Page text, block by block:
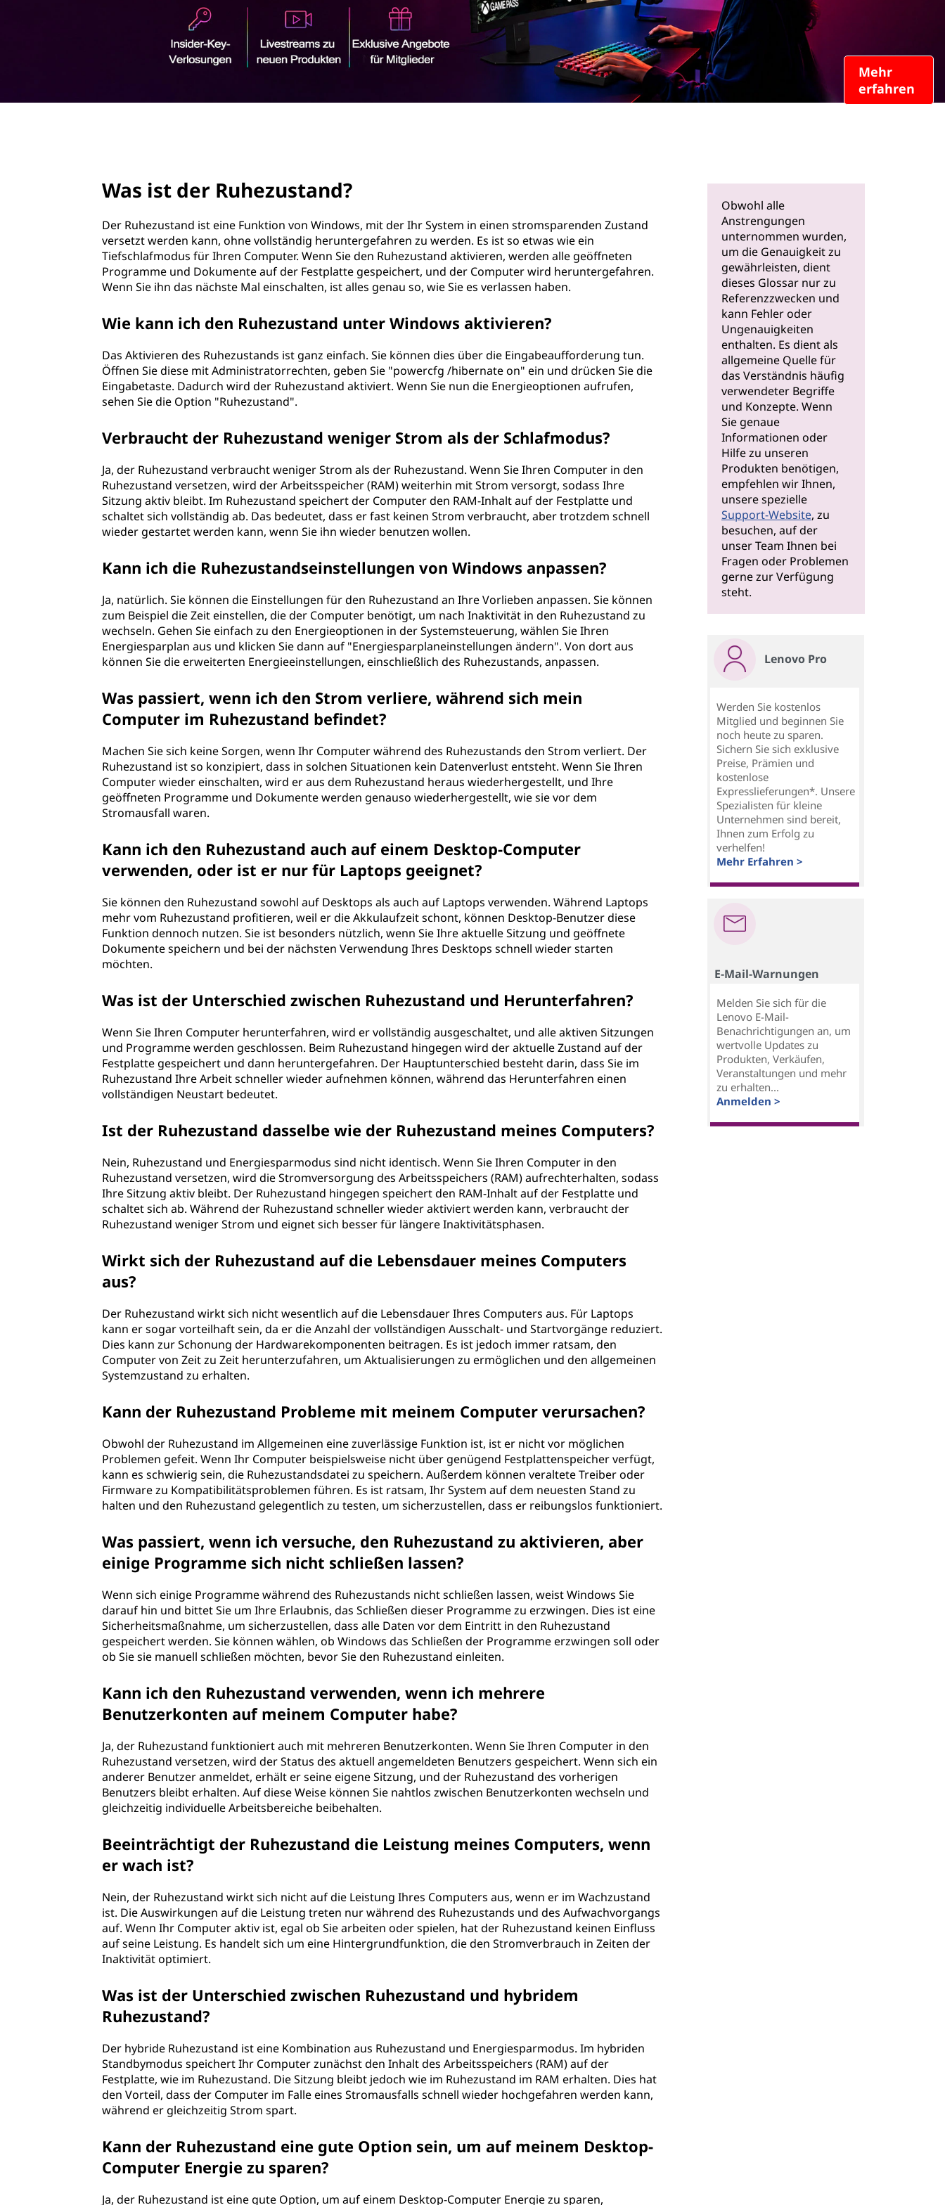
Mehr
erfahren
Was ist der Ruhezustand?
Der Ruhezustand ist eine Funktion von Windows, mit der Ihr System in einen stromsparenden Zustand
versetzt werden kann, ohne vollständig heruntergefahren zu werden. Es ist so etwas wie ein
Tiefschlafmodus für Ihren Computer. Wenn Sie den Ruhezustand aktivieren, werden alle geöffneten
Programme und Dokumente auf der Festplatte gespeichert, und der Computer wird heruntergefahren.
Wenn Sie ihn das nächste Mal einschalten, ist alles genau so, wie Sie es verlassen haben.
Wie kann ich den Ruhezustand unter Windows aktivieren?
Das Aktivieren des Ruhezustands ist ganz einfach. Sie können dies über die Eingabeaufforderung tun.
Öffnen Sie diese mit Administratorrechten, geben Sie "powercfg /hibernate on" ein und drücken Sie die
Eingabetaste. Dadurch wird der Ruhezustand aktiviert. Wenn Sie nun die Energieoptionen aufrufen,
sehen Sie die Option "Ruhezustand".
Verbraucht der Ruhezustand weniger Strom als der Schlafmodus?
Ja, der Ruhezustand verbraucht weniger Strom als der Ruhezustand. Wenn Sie Ihren Computer in den
Ruhezustand versetzen, wird der Arbeitsspeicher (RAM) weiterhin mit Strom versorgt, sodass Ihre
Sitzung aktiv bleibt. Im Ruhezustand speichert der Computer den RAM-Inhalt auf der Festplatte und
schaltet sich vollständig ab. Das bedeutet, dass er fast keinen Strom verbraucht, aber trotzdem schnell
wieder gestartet werden kann, wenn Sie ihn wieder benutzen wollen.
Kann ich die Ruhezustandseinstellungen von Windows anpassen?
Ja, natürlich. Sie können die Einstellungen für den Ruhezustand an Ihre Vorlieben anpassen. Sie können
zum Beispiel die Zeit einstellen, die der Computer benötigt, um nach Inaktivität in den Ruhezustand zu
wechseln. Gehen Sie einfach zu den Energieoptionen in der Systemsteuerung, wählen Sie Ihren
Energiesparplan aus und klicken Sie dann auf "Energiesparplaneinstellungen ändern". Von dort aus
können Sie die erweiterten Energieeinstellungen, einschließlich des Ruhezustands, anpassen.
Was passiert, wenn ich den Strom verliere, während sich mein
Computer im Ruhezustand befindet?
Machen Sie sich keine Sorgen, wenn Ihr Computer während des Ruhezustands den Strom verliert. Der
Ruhezustand ist so konzipiert, dass in solchen Situationen kein Datenverlust entsteht. Wenn Sie Ihren
Computer wieder einschalten, wird er aus dem Ruhezustand heraus wiederhergestellt, und Ihre
geöffneten Programme und Dokumente werden genauso wiederhergestellt, wie sie vor dem
Stromausfall waren.
Kann ich den Ruhezustand auch auf einem Desktop-Computer
verwenden, oder ist er nur für Laptops geeignet?
Sie können den Ruhezustand sowohl auf Desktops als auch auf Laptops verwenden. Während Laptops
mehr vom Ruhezustand profitieren, weil er die Akkulaufzeit schont, können Desktop-Benutzer diese
Funktion dennoch nutzen. Sie ist besonders nützlich, wenn Sie Ihre aktuelle Sitzung und geöffnete
Dokumente speichern und bei der nächsten Verwendung Ihres Desktops schnell wieder starten
möchten.
Was ist der Unterschied zwischen Ruhezustand und Herunterfahren?
Wenn Sie Ihren Computer herunterfahren, wird er vollständig ausgeschaltet, und alle aktiven Sitzungen
und Programme werden geschlossen. Beim Ruhezustand hingegen wird der aktuelle Zustand auf der
Festplatte gespeichert und dann heruntergefahren. Der Hauptunterschied besteht darin, dass Sie im
Ruhezustand Ihre Arbeit schneller wieder aufnehmen können, während das Herunterfahren einen
vollständigen Neustart bedeutet.
Ist der Ruhezustand dasselbe wie der Ruhezustand meines Computers?
Nein, Ruhezustand und Energiesparmodus sind nicht identisch. Wenn Sie Ihren Computer in den
Ruhezustand versetzen, wird die Stromversorgung des Arbeitsspeichers (RAM) aufrechterhalten, sodass
Ihre Sitzung aktiv bleibt. Der Ruhezustand hingegen speichert den RAM-Inhalt auf der Festplatte und
schaltet sich ab. Während der Ruhezustand schneller wieder aktiviert werden kann, verbraucht der
Ruhezustand weniger Strom und eignet sich besser für längere Inaktivitätsphasen.
Wirkt sich der Ruhezustand auf die Lebensdauer meines Computers
aus?
Der Ruhezustand wirkt sich nicht wesentlich auf die Lebensdauer Ihres Computers aus. Für Laptops
kann er sogar vorteilhaft sein, da er die Anzahl der vollständigen Ausschalt- und Startvorgänge reduziert.
Dies kann zur Schonung der Hardwarekomponenten beitragen. Es ist jedoch immer ratsam, den
Computer von Zeit zu Zeit herunterzufahren, um Aktualisierungen zu ermöglichen und den allgemeinen
Systemzustand zu erhalten.
Kann der Ruhezustand Probleme mit meinem Computer verursachen?
Obwohl der Ruhezustand im Allgemeinen eine zuverlässige Funktion ist, ist er nicht vor möglichen
Problemen gefeit. Wenn Ihr Computer beispielsweise nicht über genügend Festplattenspeicher verfügt,
kann es schwierig sein, die Ruhezustandsdatei zu speichern. Außerdem können veraltete Treiber oder
Firmware zu Kompatibilitätsproblemen führen. Es ist ratsam, Ihr System auf dem neuesten Stand zu
halten und den Ruhezustand gelegentlich zu testen, um sicherzustellen, dass er reibungslos funktioniert.
Was passiert, wenn ich versuche, den Ruhezustand zu aktivieren, aber
einige Programme sich nicht schließen lassen?
Wenn sich einige Programme während des Ruhezustands nicht schließen lassen, weist Windows Sie
darauf hin und bittet Sie um Ihre Erlaubnis, das Schließen dieser Programme zu erzwingen. Dies ist eine
Sicherheitsmaßnahme, um sicherzustellen, dass alle Daten vor dem Eintritt in den Ruhezustand
gespeichert werden. Sie können wählen, ob Windows das Schließen der Programme erzwingen soll oder
ob Sie sie manuell schließen möchten, bevor Sie den Ruhezustand einleiten.
Kann ich den Ruhezustand verwenden, wenn ich mehrere
Benutzerkonten auf meinem Computer habe?
Ja, der Ruhezustand funktioniert auch mit mehreren Benutzerkonten. Wenn Sie Ihren Computer in den
Ruhezustand versetzen, wird der Status des aktuell angemeldeten Benutzers gespeichert. Wenn sich ein
anderer Benutzer anmeldet, erhält er seine eigene Sitzung, und der Ruhezustand des vorherigen
Benutzers bleibt erhalten. Auf diese Weise können Sie nahtlos zwischen Benutzerkonten wechseln und
gleichzeitig individuelle Arbeitsbereiche beibehalten.
Beeinträchtigt der Ruhezustand die Leistung meines Computers, wenn
er wach ist?
Nein, der Ruhezustand wirkt sich nicht auf die Leistung Ihres Computers aus, wenn er im Wachzustand
ist. Die Auswirkungen auf die Leistung treten nur während des Ruhezustands und des Aufwachvorgangs
auf. Wenn Ihr Computer aktiv ist, egal ob Sie arbeiten oder spielen, hat der Ruhezustand keinen Einfluss
auf seine Leistung. Es handelt sich um eine Hintergrundfunktion, die den Stromverbrauch in Zeiten der
Inaktivität optimiert.
Was ist der Unterschied zwischen Ruhezustand und hybridem
Ruhezustand?
Der hybride Ruhezustand ist eine Kombination aus Ruhezustand und Energiesparmodus. Im hybriden
Standbymodus speichert Ihr Computer zunächst den Inhalt des Arbeitsspeichers (RAM) auf der
Festplatte, wie im Ruhezustand. Die Sitzung bleibt jedoch wie im Ruhezustand im RAM erhalten. Dies hat
den Vorteil, dass der Computer im Falle eines Stromausfalls schnell wieder hochgefahren werden kann,
während er gleichzeitig Strom spart.
Kann der Ruhezustand eine gute Option sein, um auf meinem Desktop-
Computer Energie zu sparen?
Ja, der Ruhezustand ist eine gute Option, um auf einem Desktop-Computer Energie zu sparen,
Obwohl alle
Anstrengungen
unternommen wurden,
um die Genauigkeit zu
gewährleisten, dient
dieses Glossar nur zu
Referenzzwecken und
kann Fehler oder
Ungenauigkeiten
enthalten. Es dient als
allgemeine Quelle für
das Verständnis häufig
verwendeter Begriffe
und Konzepte. Wenn
Sie genaue
Informationen oder
Hilfe zu unseren
Produkten benötigen,
empfehlen wir Ihnen,
unsere spezielle
Support-Website, zu
besuchen, auf der
unser Team Ihnen bei
Fragen oder Problemen
gerne zur Verfügung
steht.
Lenovo Pro
Werden Sie kostenlos
Mitglied und beginnen Sie
noch heute zu sparen.
Sichern Sie sich exklusive
Preise, Prämien und
kostenlose
Expresslieferungen*. Unsere
Spezialisten für kleine
Unternehmen sind bereit,
Ihnen zum Erfolg zu
verhelfen!
Mehr Erfahren >
E-Mail-Warnungen
Melden Sie sich für die
Lenovo E-Mail-
Benachrichtigungen an, um
wertvolle Updates zu
Produkten, Verkäufen,
Veranstaltungen und mehr
zu erhalten...
Anmelden >